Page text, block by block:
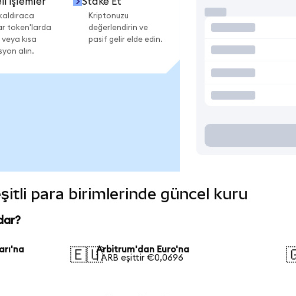
token'larda
veya kısa
alın.
Kriptonuzu
değerlendirin ve
pasif gelir elde edin.
para birimlerinde güncel kuru
🇪🇺Arbitrum'dan Euro'na
1 ARB eşittir €0,0696